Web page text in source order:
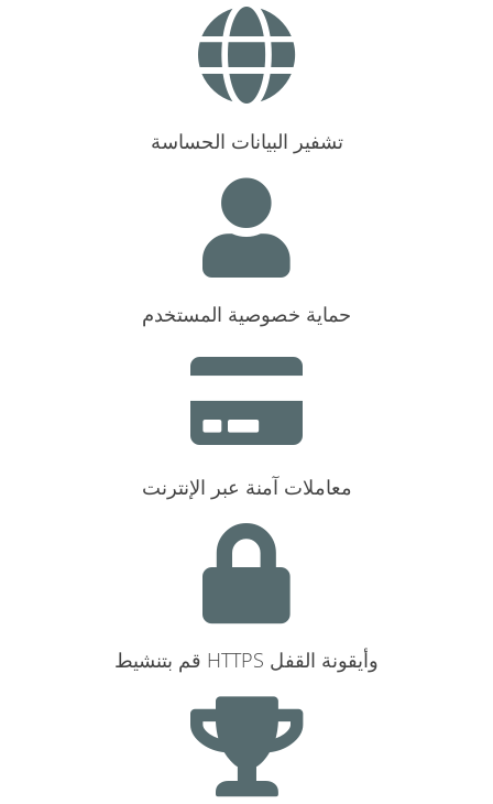
تشفير البيانات الحساسة
حماية خصوصية المستخدم
معاملات آمنة عبر الإنترنت
قم بتنشيط HTTPS وأيقونة القفل